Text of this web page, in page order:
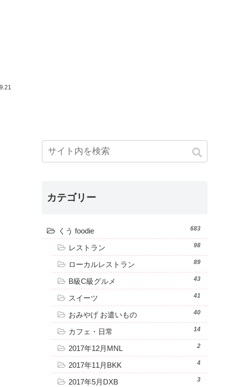
カテゴリー
くう foodie 683
レストラン 98
ローカルレストラン 89
B級C級グルメ 43
スイーツ 41
おみやげ お遣いもの 40
カフェ・日常 14
2017年12月MNL 2
2017年11月BKK 4
2017年5月DXB 3